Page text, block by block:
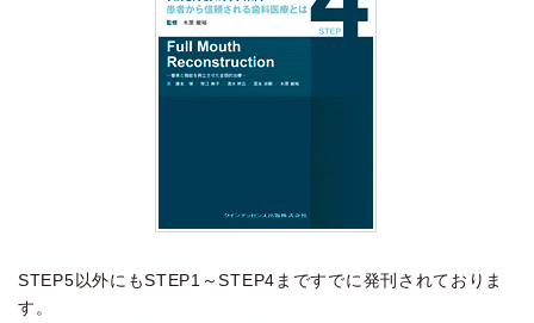
STEP5以外にもSTEP1～STEP4まですでに発刊されておりま
す。